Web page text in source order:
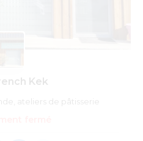
Kek
ateliers de pâtisserie